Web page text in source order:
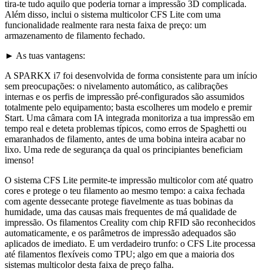
tira-te tudo aquilo que poderia tornar a impressão 3D complicada.
Além disso, inclui o sistema multicolor CFS Lite com uma
funcionalidade realmente rara nesta faixa de preço: um
armazenamento de filamento fechado.
► As tuas vantagens:
A SPARKX i7 foi desenvolvida de forma consistente para um início
sem preocupações: o nivelamento automático, as calibrações
internas e os perfis de impressão pré-configurados são assumidos
totalmente pelo equipamento; basta escolheres um modelo e premir
Start. Uma câmara com IA integrada monitoriza a tua impressão em
tempo real e deteta problemas típicos, como erros de Spaghetti ou
emaranhados de filamento, antes de uma bobina inteira acabar no
lixo. Uma rede de segurança da qual os principiantes beneficiam
imenso!
O sistema CFS Lite permite-te impressão multicolor com até quatro
cores e protege o teu filamento ao mesmo tempo: a caixa fechada
com agente dessecante protege fiavelmente as tuas bobinas da
humidade, uma das causas mais frequentes de má qualidade de
impressão. Os filamentos Creality com chip RFID são reconhecidos
automaticamente, e os parâmetros de impressão adequados são
aplicados de imediato. E um verdadeiro trunfo: o CFS Lite processa
até filamentos flexíveis como TPU; algo em que a maioria dos
sistemas multicolor desta faixa de preço falha.